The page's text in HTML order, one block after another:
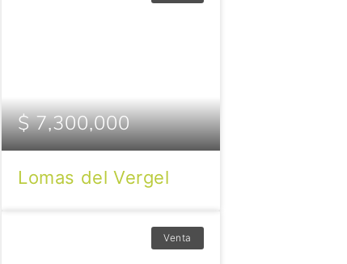
$ 7,300,000
Lomas del Vergel
Venta